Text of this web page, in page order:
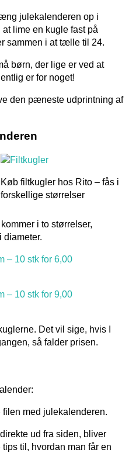
julekalenderen op i
lime en kugle fast på
sammen i at tælle til 24.
børn, der lige er ved at
er for noget!
den pæneste udprintning af
Køb filtkugler hos Rito – fås i
forskellige størrelser
i to størrelser,
diameter.
– 10 stk for 6,00
– 10 stk for 9,00
Det vil sige, hvis I
så falder prisen.
filen med julekalenderen.
ud fra siden, bliver
til, hvordan man får en